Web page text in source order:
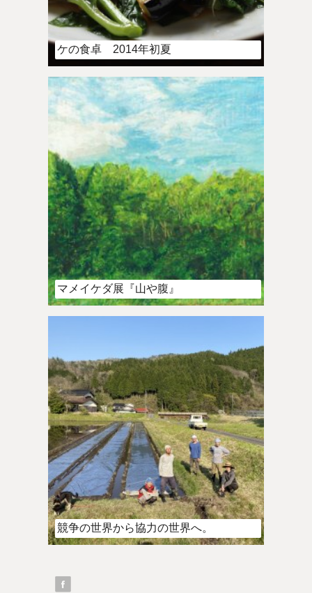
ケの食卓 2014年初夏
マメイケダ展『山や腹』
競争の世界から協力の世界へ。